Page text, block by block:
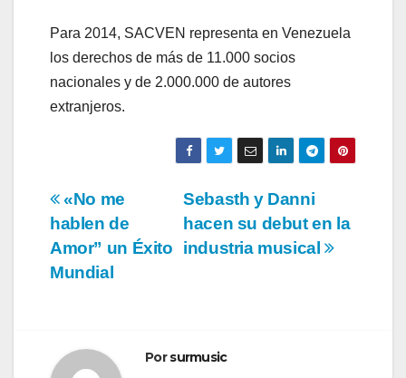
Para 2014, SACVEN representa en Venezuela
los derechos de más de 11.000 socios
nacionales y de 2.000.000 de autores
extranjeros.
Navegación
de
entradas
Sebasth y Danni
hacen su debut en la
industria musical
«No me
hablen de
Amor” un Éxito
Mundial
Porsurmusic